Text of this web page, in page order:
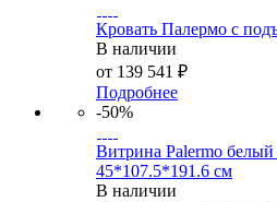
Кровать Палермо с
В наличии
от 139 541 ₽
Подробнее
-50%
Витрина Palermo
45*107.5*191.6 см
В наличии